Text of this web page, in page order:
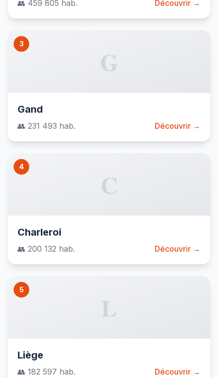
👥 459 805 hab. Découvrir →
3
G
Gand
👥 231 493 hab. Découvrir →
4
C
Charleroi
👥 200 132 hab. Découvrir →
5
L
Liège
👥 182 597 hab. Découvrir →